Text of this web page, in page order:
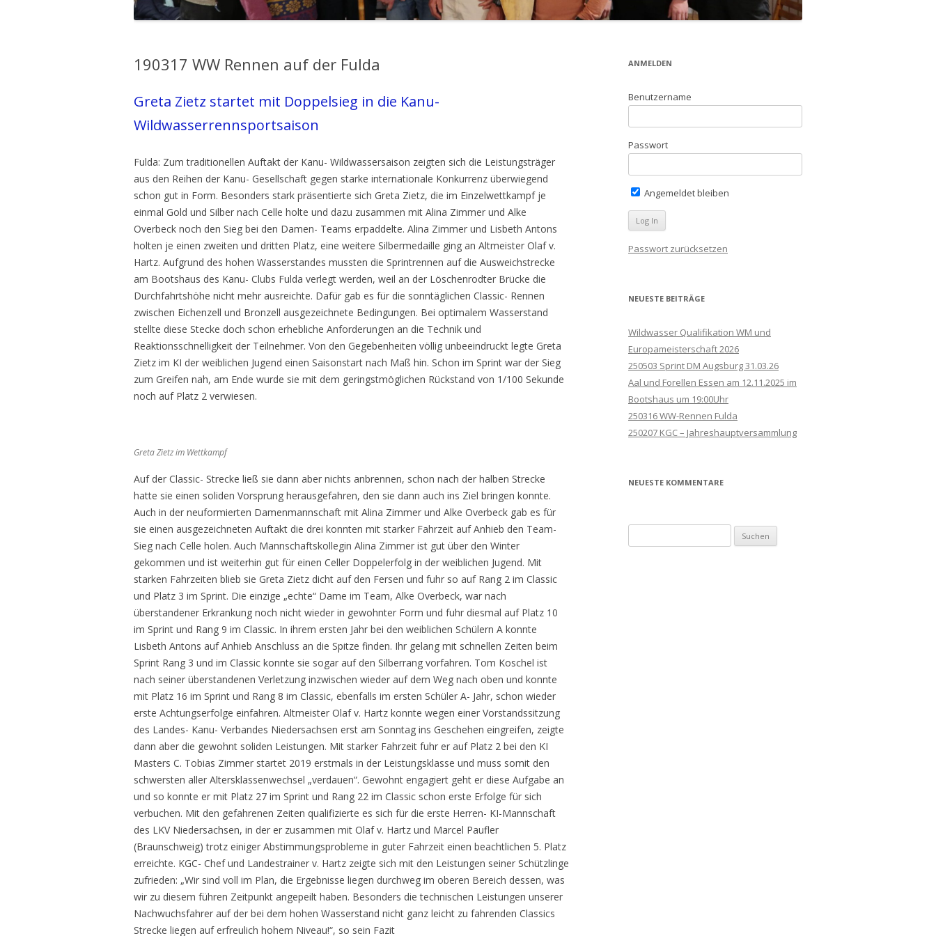
190317 WW Rennen auf der Fulda
Greta Zietz startet mit Doppelsieg in die Kanu-
Wildwasserrennsportsaison
Fulda: Zum traditionellen Auftakt der Kanu- Wildwassersaison zeigten sich die Leistungsträger
aus den Reihen der Kanu- Gesellschaft gegen starke internationale Konkurrenz überwiegend
schon gut in Form. Besonders stark präsentierte sich Greta Zietz, die im Einzelwettkampf je
einmal Gold und Silber nach Celle holte und dazu zusammen mit Alina Zimmer und Alke
Overbeck noch den Sieg bei den Damen- Teams erpaddelte. Alina Zimmer und Lisbeth Antons
holten je einen zweiten und dritten Platz, eine weitere Silbermedaille ging an Altmeister Olaf v.
Hartz. Aufgrund des hohen Wasserstandes mussten die Sprintrennen auf die Ausweichstrecke
am Bootshaus des Kanu- Clubs Fulda verlegt werden, weil an der Löschenrodter Brücke die
Durchfahrtshöhe nicht mehr ausreichte. Dafür gab es für die sonntäglichen Classic- Rennen
zwischen Eichenzell und Bronzell ausgezeichnete Bedingungen. Bei optimalem Wasserstand
stellte diese Stecke doch schon erhebliche Anforderungen an die Technik und
Reaktionsschnelligkeit der Teilnehmer. Von den Gegebenheiten völlig unbeeindruckt legte Greta
Zietz im KI der weiblichen Jugend einen Saisonstart nach Maß hin. Schon im Sprint war der Sieg
zum Greifen nah, am Ende wurde sie mit dem geringstmöglichen Rückstand von 1/100 Sekunde
noch auf Platz 2 verwiesen.
Greta Zietz im Wettkampf
Auf der Classic- Strecke ließ sie dann aber nichts anbrennen, schon nach der halben Strecke
hatte sie einen soliden Vorsprung herausgefahren, den sie dann auch ins Ziel bringen konnte.
Auch in der neuformierten Damenmannschaft mit Alina Zimmer und Alke Overbeck gab es für
sie einen ausgezeichneten Auftakt die drei konnten mit starker Fahrzeit auf Anhieb den Team-
Sieg nach Celle holen. Auch Mannschaftskollegin Alina Zimmer ist gut über den Winter
gekommen und ist weiterhin gut für einen Celler Doppelerfolg in der weiblichen Jugend. Mit
starken Fahrzeiten blieb sie Greta Zietz dicht auf den Fersen und fuhr so auf Rang 2 im Classic
und Platz 3 im Sprint. Die einzige „echte“ Dame im Team, Alke Overbeck, war nach
überstandener Erkrankung noch nicht wieder in gewohnter Form und fuhr diesmal auf Platz 10
im Sprint und Rang 9 im Classic. In ihrem ersten Jahr bei den weiblichen Schülern A konnte
Lisbeth Antons auf Anhieb Anschluss an die Spitze finden. Ihr gelang mit schnellen Zeiten beim
Sprint Rang 3 und im Classic konnte sie sogar auf den Silberrang vorfahren. Tom Koschel ist
nach seiner überstandenen Verletzung inzwischen wieder auf dem Weg nach oben und konnte
mit Platz 16 im Sprint und Rang 8 im Classic, ebenfalls im ersten Schüler A- Jahr, schon wieder
erste Achtungserfolge einfahren. Altmeister Olaf v. Hartz konnte wegen einer Vorstandssitzung
des Landes- Kanu- Verbandes Niedersachsen erst am Sonntag ins Geschehen eingreifen, zeigte
dann aber die gewohnt soliden Leistungen. Mit starker Fahrzeit fuhr er auf Platz 2 bei den KI
Masters C. Tobias Zimmer startet 2019 erstmals in der Leistungsklasse und muss somit den
schwersten aller Altersklassenwechsel „verdauen“. Gewohnt engagiert geht er diese Aufgabe an
und so konnte er mit Platz 27 im Sprint und Rang 22 im Classic schon erste Erfolge für sich
verbuchen. Mit den gefahrenen Zeiten qualifizierte es sich für die erste Herren- KI-Mannschaft
des LKV Niedersachsen, in der er zusammen mit Olaf v. Hartz und Marcel Paufler
(Braunschweig) trotz einiger Abstimmungsprobleme in guter Fahrzeit einen beachtlichen 5. Platz
erreichte. KGC- Chef und Landestrainer v. Hartz zeigte sich mit den Leistungen seiner Schützlinge
zufrieden: „Wir sind voll im Plan, die Ergebnisse liegen durchweg im oberen Bereich dessen, was
wir zu diesem führen Zeitpunkt angepeilt haben. Besonders die technischen Leistungen unserer
Nachwuchsfahrer auf der bei dem hohen Wasserstand nicht ganz leicht zu fahrenden Classics
Strecke liegen auf erfreulich hohem Niveau!“, so sein Fazit
ANMELDEN
Benutzername
Passwort
Angemeldet bleiben
Passwort zurücksetzen
NEUESTE BEITRÄGE
Wildwasser Qualifikation WM und
Europameisterschaft 2026
250503 Sprint DM Augsburg 31.03.26
Aal und Forellen Essen am 12.11.2025 im
Bootshaus um 19:00Uhr
250316 WW-Rennen Fulda
250207 KGC – Jahreshauptversammlung
NEUESTE KOMMENTARE
nach: